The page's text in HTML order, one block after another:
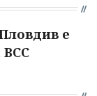
е
ВСС